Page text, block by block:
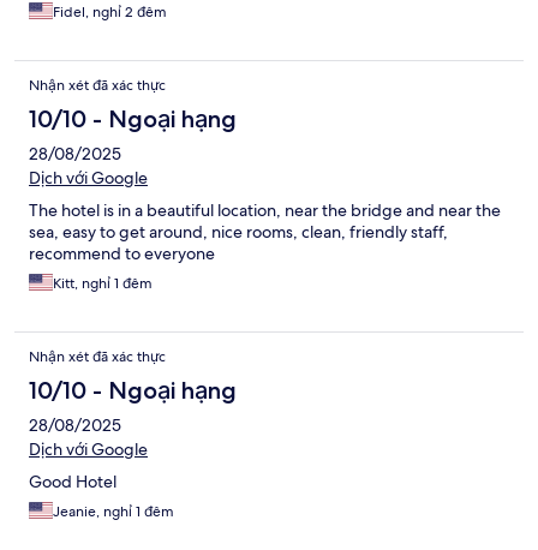
Fidel, nghỉ 2 đêm
Nhận xét đã xác thực
10/10 - Ngoại hạng
28/08/2025
Dịch với Google
The hotel is in a beautiful location, near the bridge and near the
sea, easy to get around, nice rooms, clean, friendly staff,
recommend to everyone
Kitt, nghỉ 1 đêm
Nhận xét đã xác thực
10/10 - Ngoại hạng
28/08/2025
Dịch với Google
Good Hotel
Jeanie, nghỉ 1 đêm